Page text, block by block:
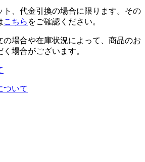
ト、代金引換の場合に限ります。その
こちら をご確認ください。
場合や在庫状況によって、商品のお
場合がございます。
ついて